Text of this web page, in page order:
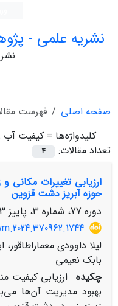
نشریه علمی -
صفحه اصلی
فهرست
کلیدواژه‌ها = کیفیت آب
تعداد مقالات:
4
ارزیابی تغییرات مکانی
حوزه آبریز دشت قزوین
دوره 77، شماره 3، پاییز 1403، صفحه
لیلا داوودی
بابک نعیمی
چکیده ارزیابی کیفیت
بهبود مدیریت آن‌ها